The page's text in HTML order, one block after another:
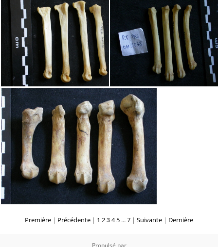
Première | Précédente | 1 234 5 ...7 | Suivante | Dernière
Propulsé par